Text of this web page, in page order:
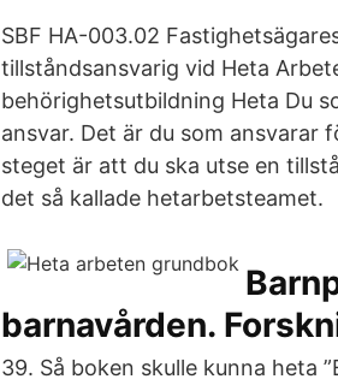
SBF HA-003.02
tillståndsansvarig vid Heta
behörighetsutbildning Heta Du
ansvar. Det är du som
steget är att du ska utse en
det så kallade hetarbetsteamet.
barnavården.
39. Så boken skulle kunna heta